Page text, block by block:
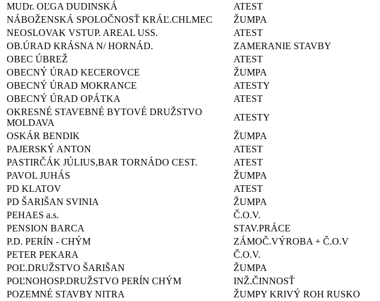
MUDr. OĽGA DUDINSKÁ
ATEST
NÁBOŽENSKÁ SPOLOČNOSŤ KRÁĽ.CHLMEC
ŽUMPA
NEOSLOVAK VSTUP. AREAL USS.
ATEST
OB.ÚRAD KRÁSNA N/ HORNÁD.
ZAMERANIE STAVBY
OBEC ÚBREŽ
ATEST
OBECNÝ ÚRAD KECEROVCE
ŽUMPA
OBECNÝ ÚRAD MOKRANCE
ATESTY
OBECNÝ ÚRAD OPÁTKA
ATEST
OKRESNÉ STAVEBNÉ BYTOVÉ DRUŽSTVO
MOLDAVA
ATESTY
OSKÁR BENDIK
ŽUMPA
PAJERSKÝ ANTON
ATEST
PASTIRČÁK JÚLIUS,BAR TORNÁDO CEST.
ATEST
PAVOL JUHÁS
ŽUMPA
PD KLATOV
ATEST
PD ŠARIŠAN SVINIA
ŽUMPA
PEHAES a.s.
Č.O.V.
PENSION BARCA
STAV.PRÁCE
P.D. PERÍN - CHÝM
ZÁMOČ.VÝROBA + Č.O.V
PETER PEKARA
Č.O.V.
POĽ.DRUŽSTVO ŠARIŠAN
ŽUMPA
POĽNOHOSP.DRUŽSTVO PERÍN CHÝM
INŽ.ČINNOSŤ
POZEMNÉ STAVBY NITRA
ŽUMPY KRIVÝ ROH RUSKO